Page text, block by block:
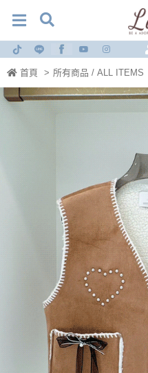
首頁 > 所有商品 / ALL ITEMS